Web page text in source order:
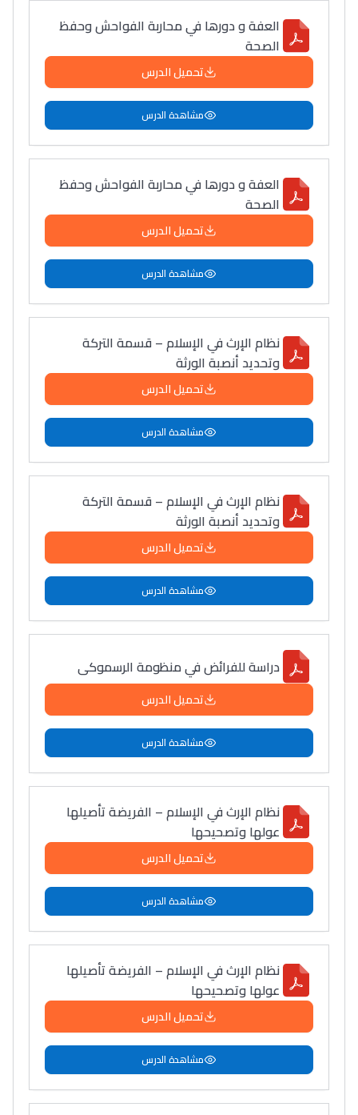
Lycée Maroc
العفة و دورها في محاربة الفواحش وحفظ
الصحة
تحميل الدرس
مشاهدة الدرس
العفة و دورها في محاربة الفواحش وحفظ
الصحة
تحميل الدرس
مشاهدة الدرس
نظام الإرث في الإسلام – قسمة التركة
وتحديد أنصبة الورثة
تحميل الدرس
مشاهدة الدرس
نظام الإرث في الإسلام – قسمة التركة
وتحديد أنصبة الورثة
تحميل الدرس
مشاهدة الدرس
دراسة للفرائض في منظومة الرسموكى
تحميل الدرس
مشاهدة الدرس
نظام الإرث في الإسلام – الفريضة تأصيلها
عولها وتصحيحها
تحميل الدرس
مشاهدة الدرس
نظام الإرث في الإسلام – الفريضة تأصيلها
عولها وتصحيحها
تحميل الدرس
مشاهدة الدرس